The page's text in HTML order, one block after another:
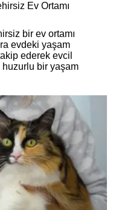
Ev Ortamı
bir ev ortamı
evdeki yaşam
ederek evcil
huzurlu bir yaşam